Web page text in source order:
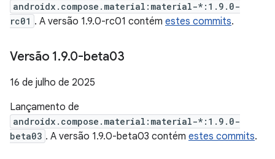
androidx.compose.material:material-*:1.9.0-
rc01 . A versão 1.9.0-rc01 contém estes commits.
Versão 1.9.0-beta03
16 de julho de 2025
Lançamento de
androidx.compose.material:material-*:1.9.0-
beta03 . A versão 1.9.0-beta03 contém estes commits.